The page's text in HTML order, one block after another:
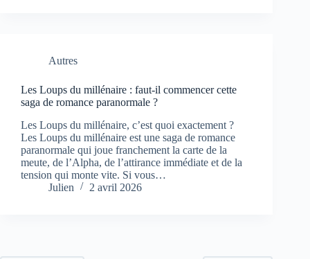
Autres
Les Loups du millénaire : faut-il commencer cette
saga de romance paranormale ?
Les Loups du millénaire, c’est quoi exactement ?
Les Loups du millénaire est une saga de romance
paranormale qui joue franchement la carte de la
meute, de l’Alpha, de l’attirance immédiate et de la
tension qui monte vite. Si vous…
Julien
2 avril 2026